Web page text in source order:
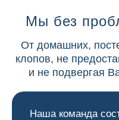
Мы без
От домашних,
клопов, не
и не подвергая
Наша команда